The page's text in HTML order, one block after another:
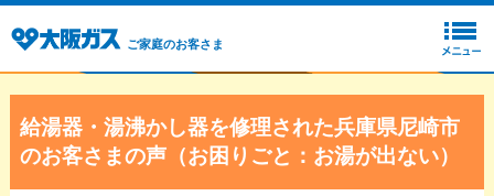
ご家庭のお客さま
給湯器・湯沸かし器を修理された兵庫県尼崎市
のお客さまの声（お困りごと：お湯が出ない）